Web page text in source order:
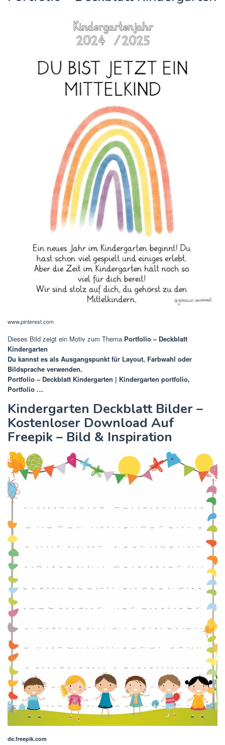
www.pinterest.com
Dieses Bild zeigt ein Motiv zum Thema Portfolio – Deckblatt
Kindergarten
Du kannst es als Ausgangspunkt für Layout, Farbwahl oder
Bildsprache verwenden.
Portfolio – Deckblatt Kindergarten | Kindergarten portfolio,
Portfolio …
Kindergarten Deckblatt Bilder –
Kostenloser Download Auf
Freepik – Bild & Inspiration
de.freepik.com